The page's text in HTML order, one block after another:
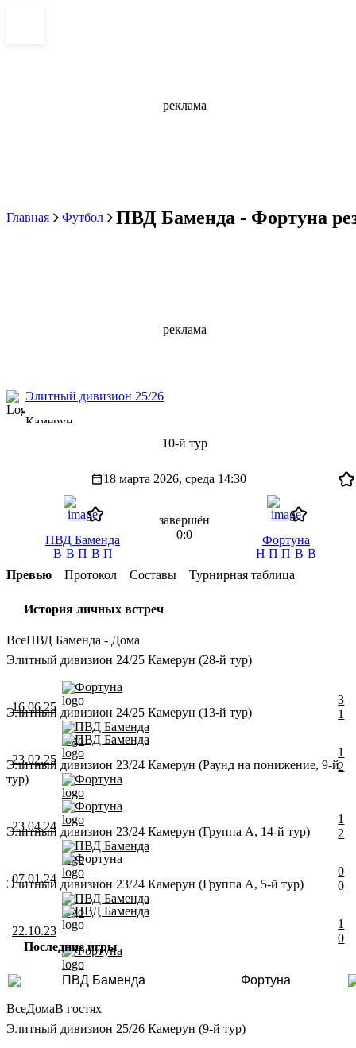
реклама
Главная Футбол ПВД Баменда - Фортуна
реклама
Элитный дивизион 25/26
Камерун
10-й тур
18 марта 2026, среда 14:30
ПВД Баменда
В В П В П
завершён
0:0
Фортуна
Н П П В В
Превью
Протокол Составы Турнирная таблица
История личных встреч
ВсеПВД Баменда - Дома
Элитный дивизион 24/25 Камерун (28-й тур)
16.06.25
Фортуна
ПВД Баменда
3
1
Элитный дивизион 24/25 Камерун (13-й тур)
23.02.25
ПВД Баменда
Фортуна
1
2
Элитный дивизион 23/24 Камерун (Раунд на понижение, 9-й
тур)
23.04.24
Фортуна
ПВД Баменда
1
2
Элитный дивизион 23/24 Камерун (Группа A, 14-й тур)
07.01.24
Фортуна
ПВД Баменда
0
0
Элитный дивизион 23/24 Камерун (Группа A, 5-й тур)
22.10.23
ПВД Баменда
Фортуна
1
0
Последние игры
ПВД Баменда Фортуна
ВсеДомаВ гостях
Элитный дивизион 25/26 Камерун (9-й тур)